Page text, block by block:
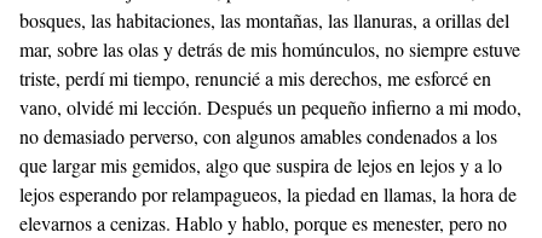
bosques, las habitaciones, las montañas, las llanuras, a orillas del
mar, sobre las olas y detrás de mis homúnculos, no siempre estuve
triste, perdí mi tiempo, renuncié a mis derechos, me esforcé en
vano, olvidé mi lección. Después un pequeño infierno a mi modo,
no demasiado perverso, con algunos amables condenados a los
que largar mis gemidos, algo que suspira de lejos en lejos y a lo
lejos esperando por relampagueos, la piedad en llamas, la hora de
elevarnos a cenizas. Hablo y hablo, porque es menester, pero no